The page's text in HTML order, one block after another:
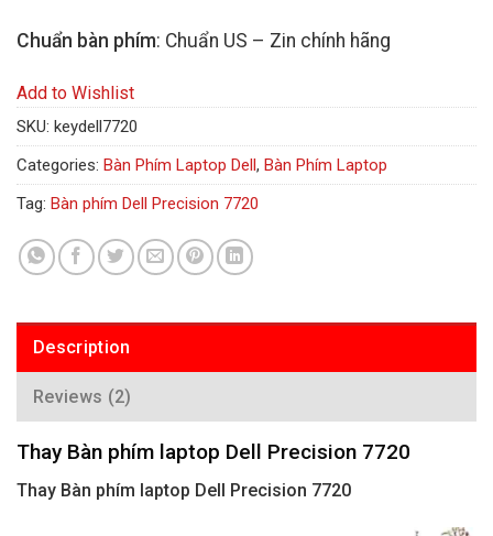
Chuẩn bàn phím: Chuẩn US – Zin chính hãng
Add to Wishlist
SKU: keydell7720
Categories: Bàn Phím Laptop Dell, Bàn Phím Laptop
Tag: Bàn phím Dell Precision 7720
Description
Reviews (2)
Thay Bàn phím laptop Dell Precision 7720
Thay Bàn phím laptop Dell Precision 7720